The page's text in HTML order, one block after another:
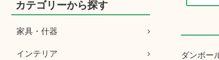
カテゴリーから探す
家具・什器
インテリア
ダンボー